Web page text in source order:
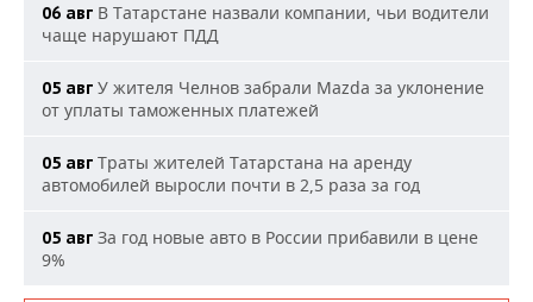
06 авг В Татарстане назвали компании, чьи водители
чаще нарушают ПДД
05 авг У жителя Челнов забрали Mazda за уклонение
от уплаты таможенных платежей
05 авг Траты жителей Татарстана на аренду
автомобилей выросли почти в 2,5 раза за год
05 авг За год новые авто в России прибавили в цене
9%